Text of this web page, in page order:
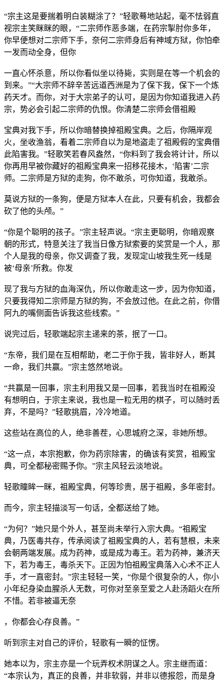
“宗主这是要揣着明白装糊涂了？”轻歌蓦地站起，毫不怯弱直
视宗主笑眯眯的眼，“二宗师作恶多端，在药宗掣肘你多年，
你早便想对二宗师下手，奈何二宗师身后有神域方狱，你怕牵
一发而动全身，但你
一直心怀杀意，所以你看似坐以待毙，实则是在等一个机会的
到来。”“大宗师不辞辛苦远道西洲是为了保下我，保下一个炼
药天才。而你，对于大宗弟子的认可，是因为你知道我进入药
宗，势必会引起二宗师的仇恨。你清楚二宗师会借祖殿
宝典对我下手，所以你暗替换掉祖殿宝典。之后，你隔岸观
火，坐收渔翁，看着二宗师自以为是地盗走了祖殿假的宝典借
此陷害我。”轻歌笑若春风盎然，“你料到了我会将计计，所以
你再用早被你藏好的祖殿宝典来一招移花接木，‘陷害’二宗
师。二宗师是方狱的走狗，你不敢杀，可你知道，我敢杀。
莫说方狱的一条狗，便是方狱本人在此，只要有机会，我都会
砍了他的头颅。”
“你是个聪明的孩子。”宗主轻声说。“宗主更聪明，你暗观察
朝的形式，特意关注了我当日像方狱索要的奖赏是一个人，那
个人是我的母亲，你又调查了我，发现定山坡我生死一线是
被‘母亲’所救。你发
现了我与方狱的血海深仇，所以你敢走这一步，因为你知道，
只要我得知二宗师是方狱的狗，不会放过他。在此之前，你借
阿九的嘴侧面告诉我这些线索。”
说完过后，轻歌端起宗主递来的茶，抿了一口。
“东帝，我们是在互相帮助，老二于你于我，皆非好人，断其
一命，我们共赢。”宗主悠然地说。
“共赢是一回事，宗主利用我又是一回事，若我当时在祖殿没
有想明白，于宗主来说，我也是一粒无用的棋子，可以随时丢
弃，不是吗？”轻歌挑眉，冷冷地道。
这些站在高位的人，绝非善茬，心思城府之深，非她所想。
“这一点，本宗抱歉，你为药宗除害，的确该有奖赏，祖殿宝
典，可全都秘密赐予你。”宗主风轻云淡地说。
轻歌瞳眸一眯，祖殿宝典，何等珍贵，居于祖殿，多年密封。
而今，宗主轻描淡写一句话，全都送给了她。
“为何？”她只是个外人，甚至尚未举行入宗大典。“祖殿宝
典，乃医毒共存，传承阅读了祖殿宝典的人，若有慧根，未来
会朝两端发展。成为药神，或是成为毒王。若为药神，兼济天
下，若为毒王，毒杀天下。正因为怕祖殿宝典落入心术不正人
手，才一直密封。”宗主轻轻一笑，“你是个很复杂的人，你小
小年纪身染血腥杀人无数，可你对至亲至爱之人赴汤蹈火在所
不惜。若非被逼无奈
，你都会心存良善。”
听到宗主对自己的评价，轻歌有一瞬的怔愣。
她本以为，宗主亦是一个玩弄权术阴谋之人。宗主继而道：
“本宗认为，真正的良善，并非软弱，并非以德报怨，而是身